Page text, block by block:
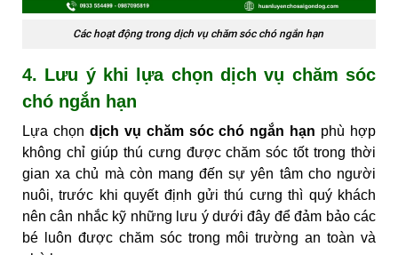
Các hoạt động trong dịch vụ chăm sóc chó ngắn hạn
4. Lưu ý khi lựa chọn dịch vụ chăm sóc
chó ngắn hạn
Lựa chọn dịch vụ chăm sóc chó ngắn hạn phù hợp
không chỉ giúp thú cưng được chăm sóc tốt trong thời
gian xa chủ mà còn mang đến sự yên tâm cho người
nuôi, trước khi quyết định gửi thú cưng thì quý khách
nên cân nhắc kỹ những lưu ý dưới đây để đảm bảo các
bé luôn được chăm sóc trong môi trường an toàn và